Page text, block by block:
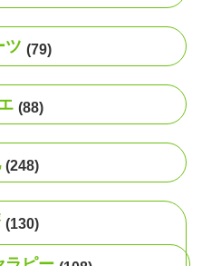
ツ (79)
(88)
(248)
(130)